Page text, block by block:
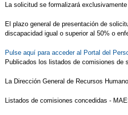
La solicitud se formalizará
El plazo general de presentación de
discapacidad igual o superior al 50% o
Pulse aquí para acceder al Portal del
Publicados los listados de comisiones de
La Dirección General de Recursos
Listados de comisiones concedidas -